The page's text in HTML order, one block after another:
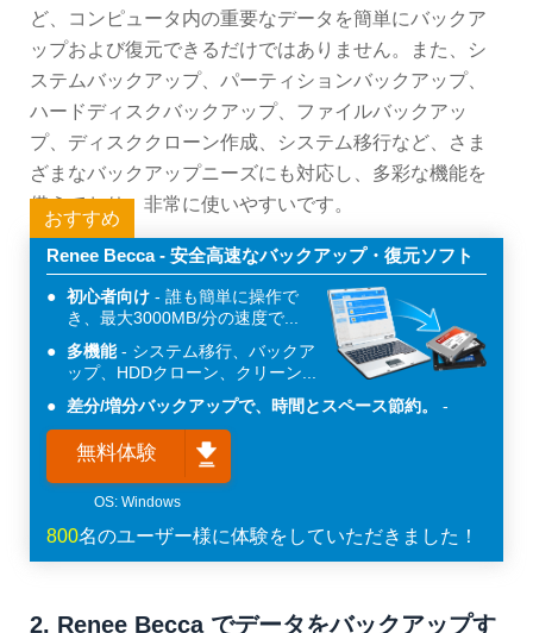
ど、コンピュータ内の重要なデータを簡単にバックア
ップおよび復元できるだけではありません。また、シ
ステムバックアップ、パーティションバックアップ、
ハードディスクバックアップ、ファイルバックアッ
プ、ディスククローン作成、システム移行など、さま
ざまなバックアップニーズにも対応し、多彩な機能を
備えており、非常に使いやすいです。
おすすめ
Renee Becca - 安全高速なバックアップ・復元ソフト
初心者向け
誰も簡単に操作で
き、最大3000MB/分の速度で...
多機能
システム移行、バックア
ップ、HDDクローン、クリーン...
差分/増分バックアップで、時間とスペース節約。
無料体験
800名のユーザー様に体験をしていただきました！
2. Renee Becca でデータをバックアップす